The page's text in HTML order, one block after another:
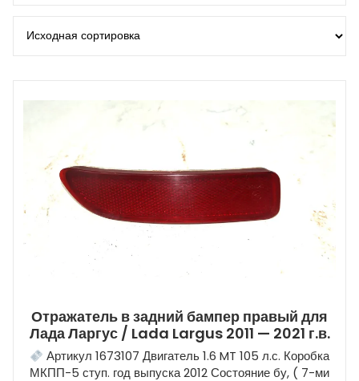
Отражатель в задний бампер правый для
Лада Ларгус / Lada Largus 2011 — 2021 г.в.
Артикул 1673107 Двигатель 1.6 MT 105 л.с. Коробка
МКПП-5 ступ. год выпуска 2012 Состояние бу, ( 7-ми